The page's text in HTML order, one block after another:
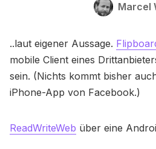
Marcel
..laut eigener Aussage.
mobile Client eines
sein. (Nichts kommt bisher
iPhone-App von Facebook.)
ReadWriteWeb über eine